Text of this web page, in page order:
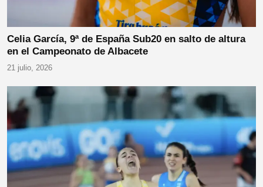
Celia García, 9ª de España Sub20 en salto de altura
en el Campeonato de Albacete
21 julio, 2026